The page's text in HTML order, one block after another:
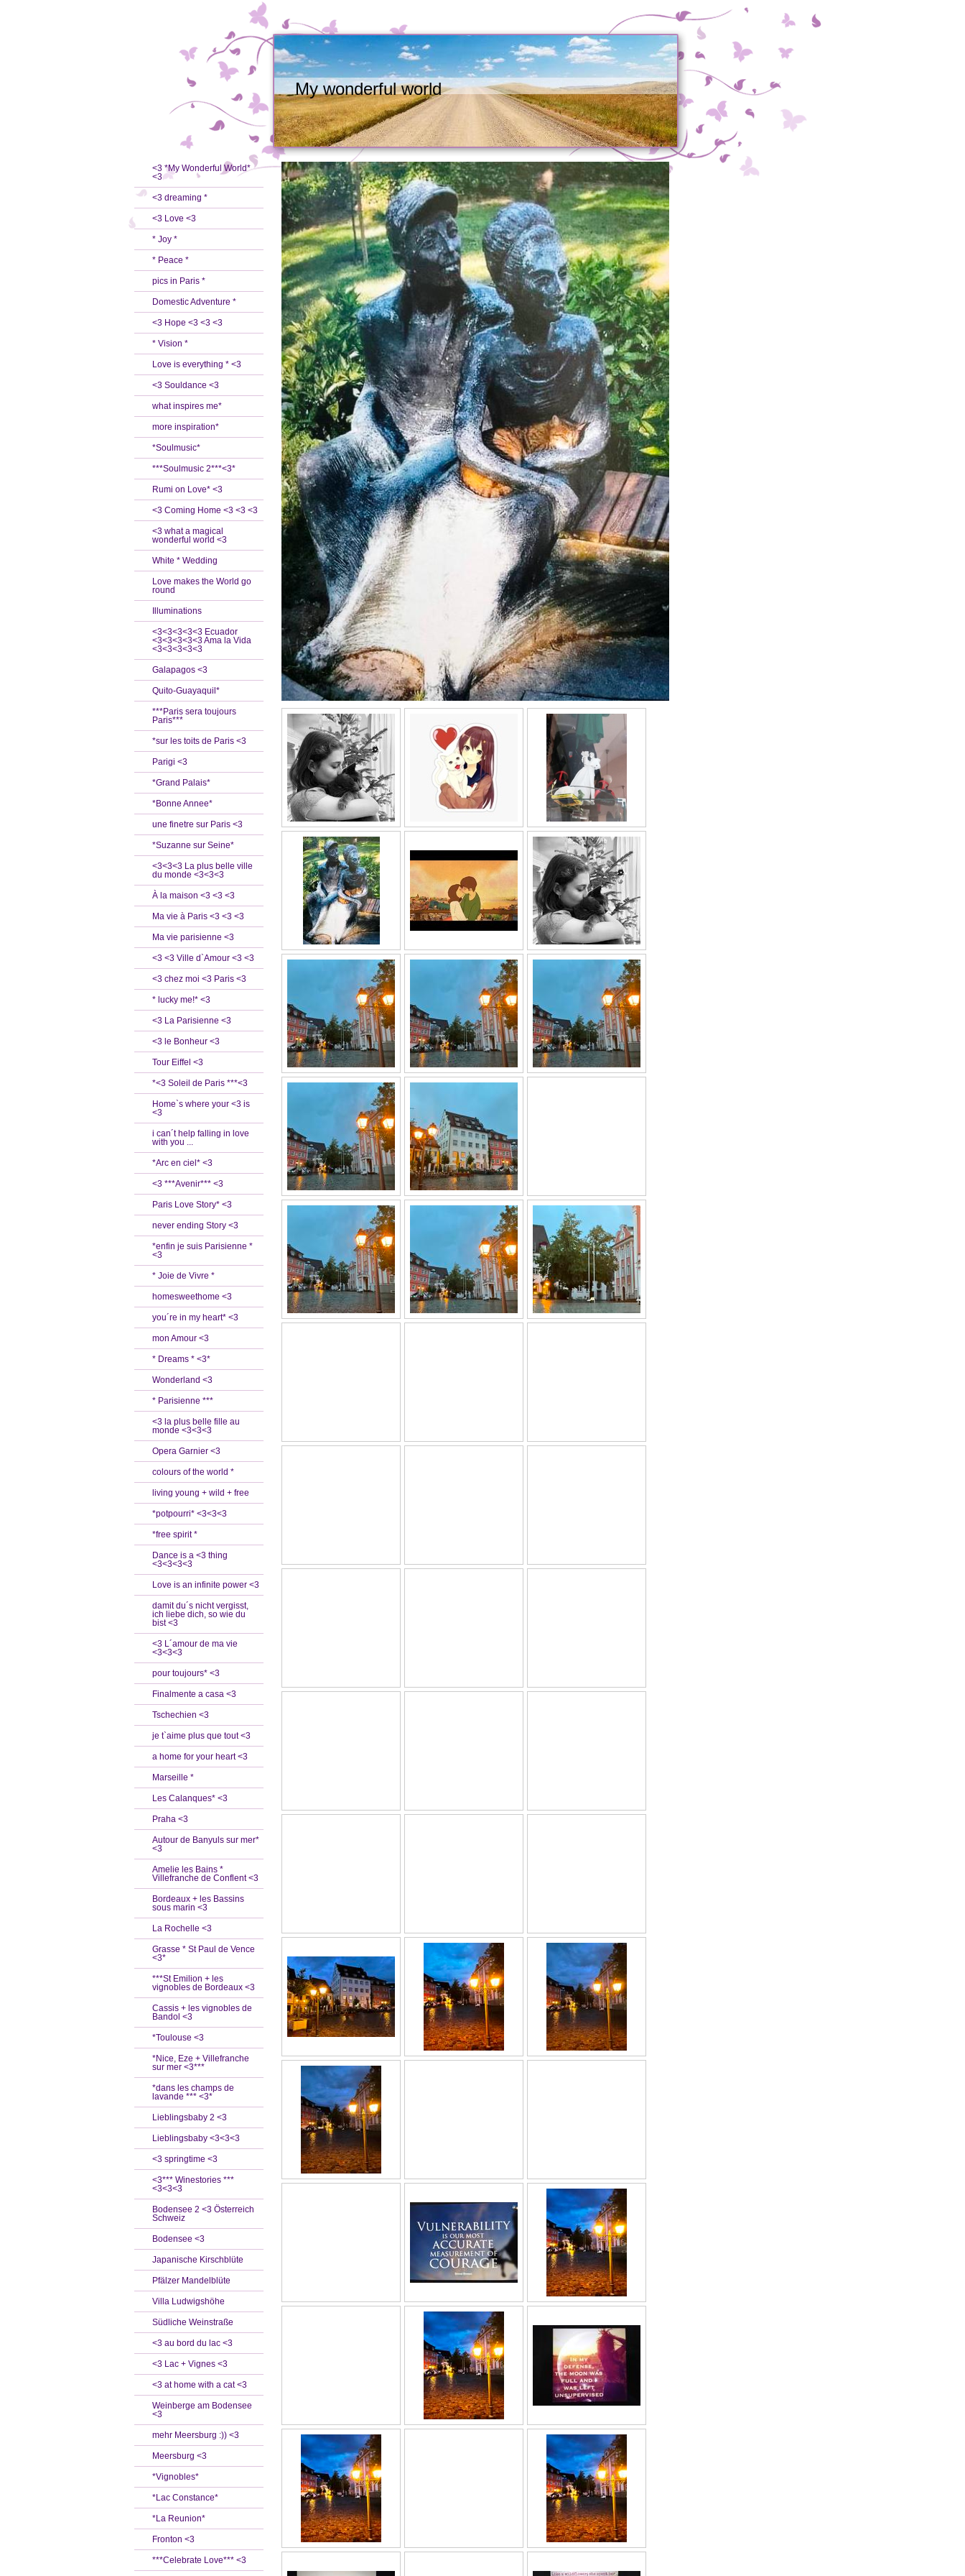
My wonderful world
<3 *My Wonderful World*
<3
<3 dreaming *
<3 Love <3
* Joy *
* Peace *
pics in Paris *
Domestic Adventure *
<3 Hope <3 <3 <3
* Vision *
Love is everything * <3
<3 Souldance <3
what inspires me*
more inspiration*
*Soulmusic*
***Soulmusic 2***<3*
Rumi on Love* <3
<3 Coming Home <3 <3 <3
<3 what a magical
wonderful world <3
White * Wedding
Love makes the World go
round
Illuminations
<3<3<3<3<3 Ecuador
<3<3<3<3<3 Ama la Vida
<3<3<3<3<3
Galapagos <3
Quito-Guayaquil*
***Paris sera toujours
Paris***
*sur les toits de Paris <3
Parigi <3
*Grand Palais*
*Bonne Annee*
une finetre sur Paris <3
*Suzanne sur Seine*
<3<3<3 La plus belle ville
du monde <3<3<3
À la maison <3 <3 <3
Ma vie à Paris <3 <3 <3
Ma vie parisienne <3
<3 <3 Ville d`Amour <3 <3
<3 chez moi <3 Paris <3
* lucky me!* <3
<3 La Parisienne <3
<3 le Bonheur <3
Tour Eiffel <3
*<3 Soleil de Paris ***<3
Home`s where your <3 is
<3
i can´t help falling in love
with you ...
*Arc en ciel* <3
<3 ***Avenir*** <3
Paris Love Story* <3
never ending Story <3
*enfin je suis Parisienne *
<3
* Joie de Vivre *
homesweethome <3
you´re in my heart* <3
mon Amour <3
* Dreams * <3*
Wonderland <3
* Parisienne ***
<3 la plus belle fille au
monde <3<3<3
Opera Garnier <3
colours of the world *
living young + wild + free
*potpourri* <3<3<3
*free spirit *
Dance is a <3 thing
<3<3<3<3
Love is an infinite power <3
damit du´s nicht vergisst,
ich liebe dich, so wie du
bist <3
<3 L´amour de ma vie
<3<3<3
pour toujours* <3
Finalmente a casa <3
Tschechien <3
je t`aime plus que tout <3
a home for your heart <3
Marseille *
Les Calanques* <3
Praha <3
Autour de Banyuls sur mer*
<3
Amelie les Bains *
Villefranche de Conflent <3
Bordeaux + les Bassins
sous marin <3
La Rochelle <3
Grasse * St Paul de Vence
<3*
***St Emilion + les
vignobles de Bordeaux <3
Cassis + les vignobles de
Bandol <3
*Toulouse <3
*Nice, Eze + Villefranche
sur mer <3***
*dans les champs de
lavande *** <3*
Lieblingsbaby 2 <3
Lieblingsbaby <3<3<3
<3 springtime <3
<3*** Winestories ***
<3<3<3
Bodensee 2 <3 Österreich
Schweiz
Bodensee <3
Japanische Kirschblüte
Pfälzer Mandelblüte
Villa Ludwigshöhe
Südliche Weinstraße
<3 au bord du lac <3
<3 Lac + Vignes <3
<3 at home with a cat <3
Weinberge am Bodensee
<3
mehr Meersburg :)) <3
Meersburg <3
*Vignobles*
*Lac Constance*
*La Reunion*
Fronton <3
***Celebrate Love*** <3